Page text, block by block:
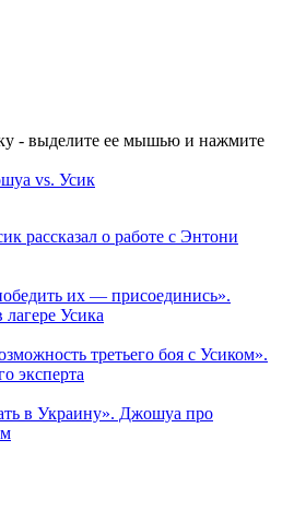
- выделите ее мышью и нажмите
vs. Усик
рассказал о работе с Энтони
их — присоединись».
Усика
третьего боя с Усиком».
эксперта
в Украину». Джошуа про